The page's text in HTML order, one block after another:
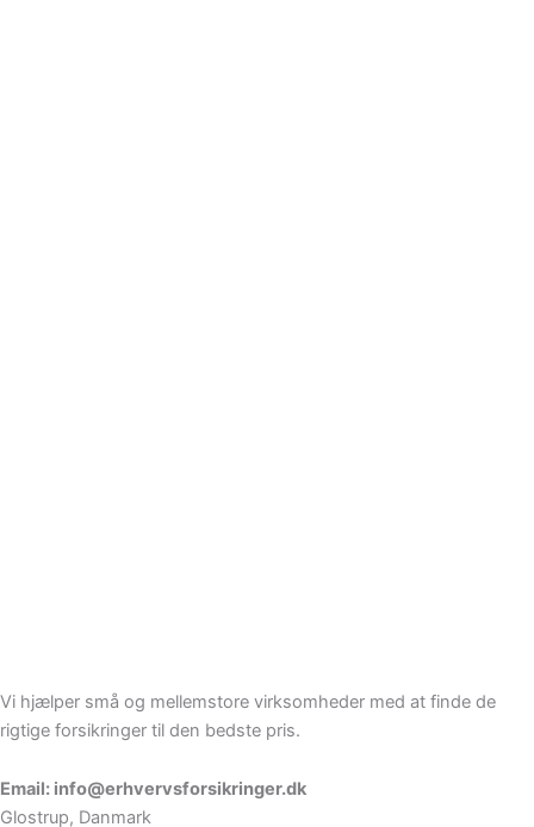
Vi hjælper små og mellemstore virksomheder med at finde de
rigtige forsikringer til den bedste pris.
Email: info@erhvervsforsikringer.dk
Glostrup, Danmark